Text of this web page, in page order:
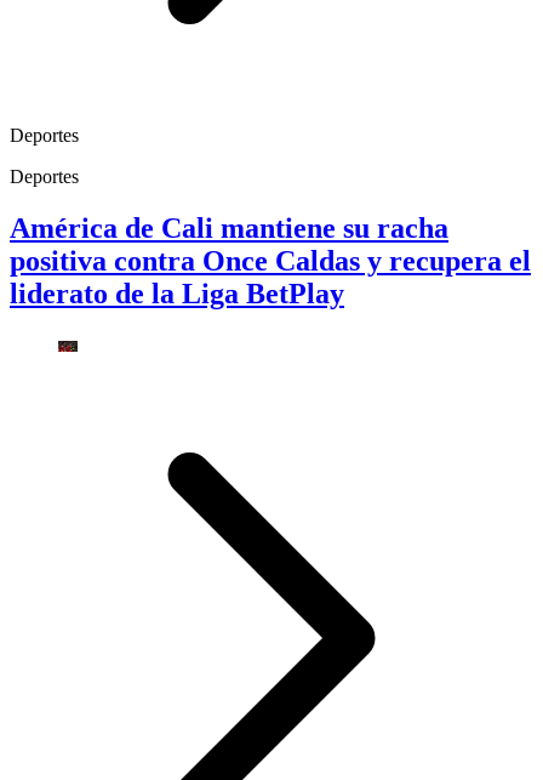
Deportes
Deportes
América de Cali mantiene su racha
positiva contra Once Caldas y recupera el
liderato de la Liga BetPlay